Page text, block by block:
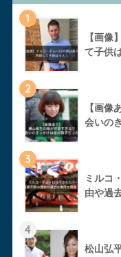
1
【画像
て子供
2
【画像
会いの
3
ミルコ
由や過
4
松山弘